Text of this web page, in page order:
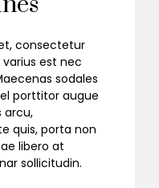
consectetur
est nec
sodales
porttitor augue
arcu,
quis, porta non
libero at
sollicitudin.